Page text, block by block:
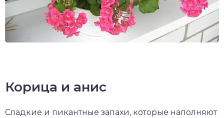
Корица и анис
Сладкие и пикантные запахи, которые наполняют